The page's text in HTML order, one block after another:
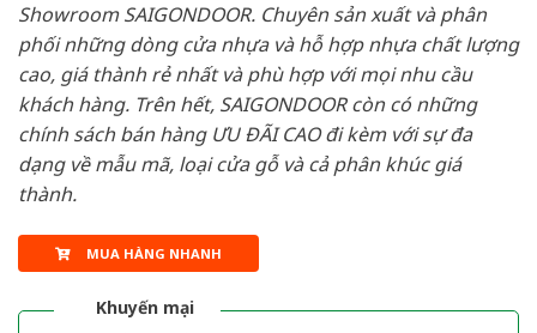
Showroom SAIGONDOOR. Chuyên sản xuất và phân
phối những dòng cửa nhựa và hỗ hợp nhựa chất lượng
cao, giá thành rẻ nhất và phù hợp với mọi nhu cầu
khách hàng. Trên hết, SAIGONDOOR còn có những
chính sách bán hàng ƯU ĐÃI CAO đi kèm với sự đa
dạng về mẫu mã, loại cửa gỗ và cả phân khúc giá
thành.
MUA HÀNG NHANH
Khuyến mại